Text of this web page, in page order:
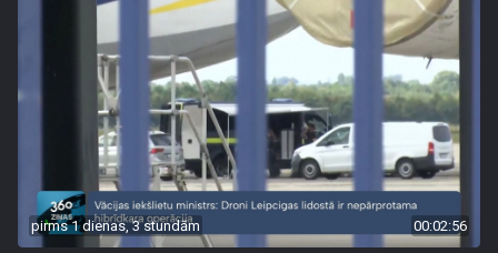
pirms 1 dienas, 3 stundām 00:02:56